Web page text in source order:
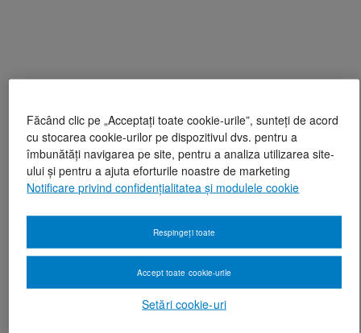
Făcând clic pe „Acceptați toate cookie-urile”, sunteți de acord
cu stocarea cookie-urilor pe dispozitivul dvs. pentru a
îmbunătăți navigarea pe site, pentru a analiza utilizarea site-
ului și pentru a ajuta eforturile noastre de marketing
Notificare privind confidențialitatea și modulele cookie
Setări cookie-uri
Respingeți toate
Accept toate cookie-urile